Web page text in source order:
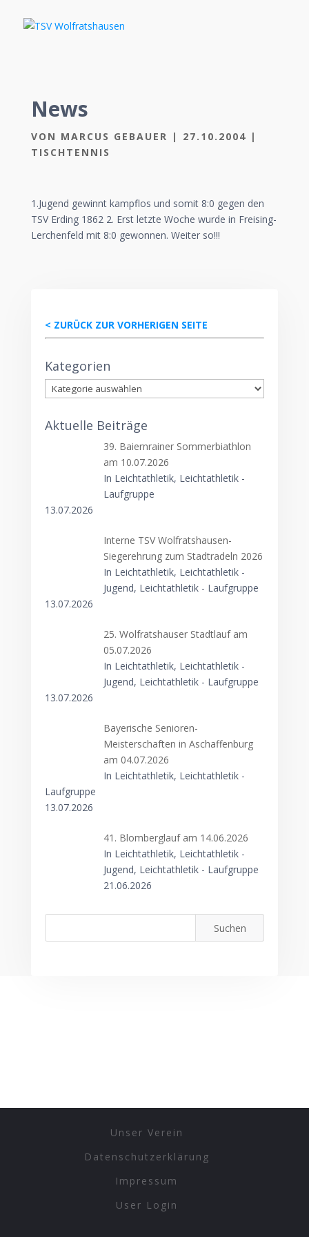
News
VON MARCUS GEBAUER | 27.10.2004 |
TISCHTENNIS
1.Jugend gewinnt kampflos und somit 8:0 gegen den
TSV Erding 1862 2. Erst letzte Woche wurde in Freising-
Lerchenfeld mit 8:0 gewonnen. Weiter so!!!
< ZURÜCK ZUR VORHERIGEN SEITE
Kategorien
Kategorien
Aktuelle Beiträge
39. Baiernrainer Sommerbiathlon
am 10.07.2026
In Leichtathletik, Leichtathletik -
Laufgruppe
13.07.2026
Interne TSV Wolfratshausen-
Siegerehrung zum Stadtradeln 2026
In Leichtathletik, Leichtathletik -
Jugend, Leichtathletik - Laufgruppe
13.07.2026
25. Wolfratshauser Stadtlauf am
05.07.2026
In Leichtathletik, Leichtathletik -
Jugend, Leichtathletik - Laufgruppe
13.07.2026
Bayerische Senioren-
Meisterschaften in Aschaffenburg
am 04.07.2026
In Leichtathletik, Leichtathletik -
Laufgruppe
13.07.2026
41. Blomberglauf am 14.06.2026
In Leichtathletik, Leichtathletik -
Jugend, Leichtathletik - Laufgruppe
21.06.2026
Unser Verein
Datenschutzerklärung
Impressum
User Login